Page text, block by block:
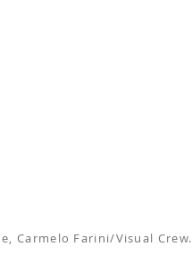
Carmelo Farini/Visual Crew.